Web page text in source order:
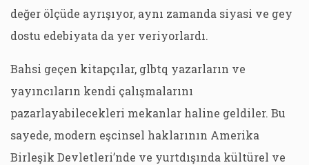
değer ölçüde ayrışıyor, aynı zamanda siyasi ve gey
dostu edebiyata da yer veriyorlardı.
Bahsi geçen kitapçılar, glbtq yazarların ve
yayıncıların kendi çalışmalarını
pazarlayabilecekleri mekanlar haline geldiler. Bu
sayede, modern eşcinsel haklarının Amerika
Birleşik Devletleri’nde ve yurtdışında kültürel ve